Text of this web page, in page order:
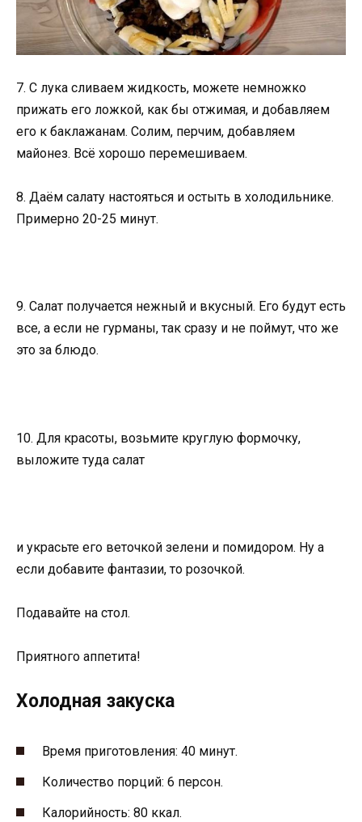
7. С лука сливаем жидкость, можете немножко
прижать его ложкой, как бы отжимая, и добавляем
его к баклажанам. Солим, перчим, добавляем
майонез. Всё хорошо перемешиваем.
8. Даём салату настояться и остыть в холодильнике.
Примерно 20-25 минут.
9. Салат получается нежный и вкусный. Его будут есть
все, а если не гурманы, так сразу и не поймут, что же
это за блюдо.
10. Для красоты, возьмите круглую формочку,
выложите туда салат
и украсьте его веточкой зелени и помидором. Ну а
если добавите фантазии, то розочкой.
Подавайте на стол.
Приятного аппетита!
Холодная закуска­
Время приготовления: 40 минут.
Количество порций: 6 персон.
Калорийность: 80 ккал.